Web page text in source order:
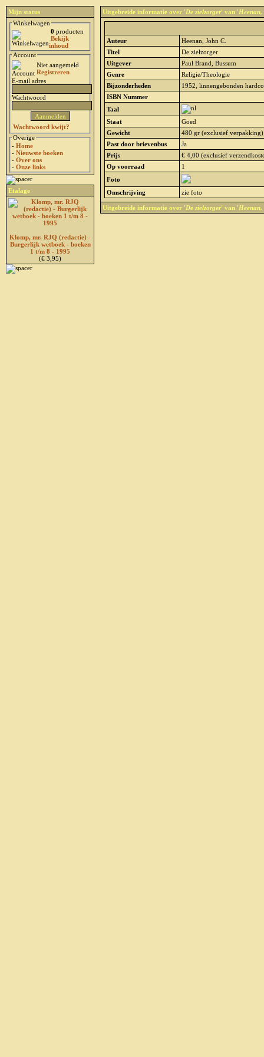
Mijn status
Winkelwagen
0 producten
Bekijk
inhoud
Account
Niet aangemeld
Registreren
E-mail adres
Wachtwoord
Wachtwoord kwijt?
Overige
- Home
- Nieuwste boeken
- Over ons
- Onze links
Etalage
Klomp, mr. RJQ (redactie) -
Burgerlijk wetboek - boeken
1 t/m 8 - 1995
(€ 3,95)
Uitgebreide informatie over 'De zielzorger' van '
Auteur
Heenan, John C.
Titel
De zielzorger
Uitgever
Paul Brand, Bussum
Genre
Religie/Theologie
Bijzonderheden
1952, linnengebonden
ISBN Nummer
Taal
Staat
Goed
Gewicht
480 gr (exclusief verpakking)
Past door brievenbus
Ja
Prijs
€ 4,00 (exclusief
Op voorraad
1
Foto
Omschrijving
zie foto
Uitgebreide informatie over 'De zielzorger' van '